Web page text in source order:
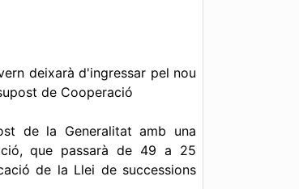
deixarà d'ingressar pel nou
de Cooperació
de la Generalitat amb una
que passarà de 49 a 25
de la Llei de successions